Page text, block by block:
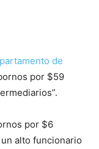
de
por $59
por $6
alto funcionario